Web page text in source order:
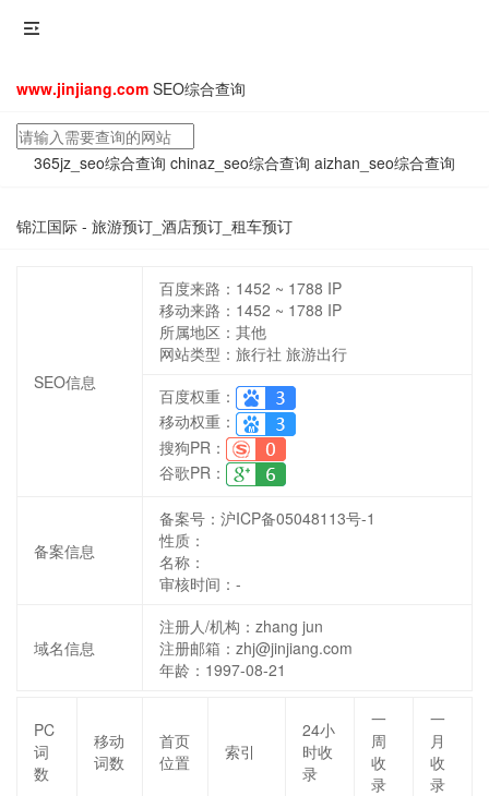
www.jinjiang.com SEO综合查询
365jz_seo综合查询 chinaz_seo综合查询 aizhan_seo综合查询
锦江国际 - 旅游预订_酒店预订_租车预订
SEO信息
百度来路： 1452 ~ 1788 IP
移动来路： 1452 ~ 1788 IP
所属地区：其他
网站类型：旅行社 旅游出行
百度权重：
移动权重：
搜狗PR：
谷歌PR：
备案信息
备案号：沪ICP备05048113号-1
性质：
名称：
审核时间： -
域名信息
注册人/机构：zhang jun
注册邮箱：zhj@jinjiang.com
年龄：1997-08-21
PC
词
数
移动
词数
首页
位置
索引
24小
时收
录
一
周
收
录
一
月
收
录